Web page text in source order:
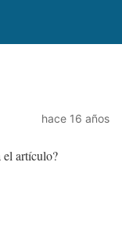
hace 16 años
artículo?